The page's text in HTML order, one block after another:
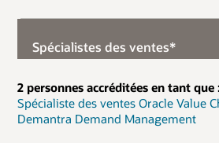
Spécialistes des ventes*
2 personnes accréditées en tant que
Spécialiste des ventes Oracle Value
Demantra Demand Management